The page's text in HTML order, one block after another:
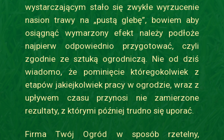
wystarczającym stało się zwykłe wyrzucenie
nasion trawy na „pustą glebę”, bowiem aby
osiągnąć wymarzony efekt należy podłoże
najpierw odpowiednio przygotować, czyli
zgodnie ze sztuką ogrodniczą. Nie od dziś
wiadomo, że pominięcie któregokolwiek z
etapów jakiejkolwiek pracy w ogrodzie, wraz z
upływem czasu przynosi nie zamierzone
rezultaty, z którymi później trudno się uporać.
Firma Twój Ogród w sposób rzetelny,